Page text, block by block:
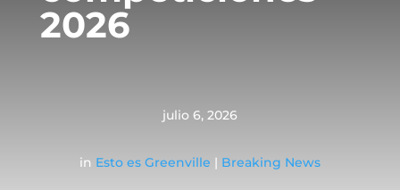
2026
julio 6, 2026
in Esto es Greenville | Breaking News